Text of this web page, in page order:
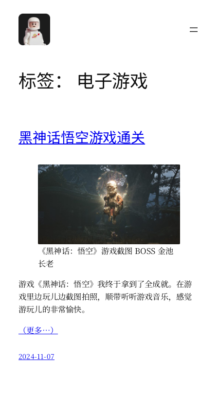
标签： 电子游戏
黑神话悟空游戏通关
《黑神话：悟空》游戏截图 BOSS 金池
长老
游戏《黑神话：悟空》我终于拿到了全成就。在游
戏里边玩儿边截图拍照，顺带听听游戏音乐，感觉
游玩儿的非常愉快。
（更多…）
2024-11-07